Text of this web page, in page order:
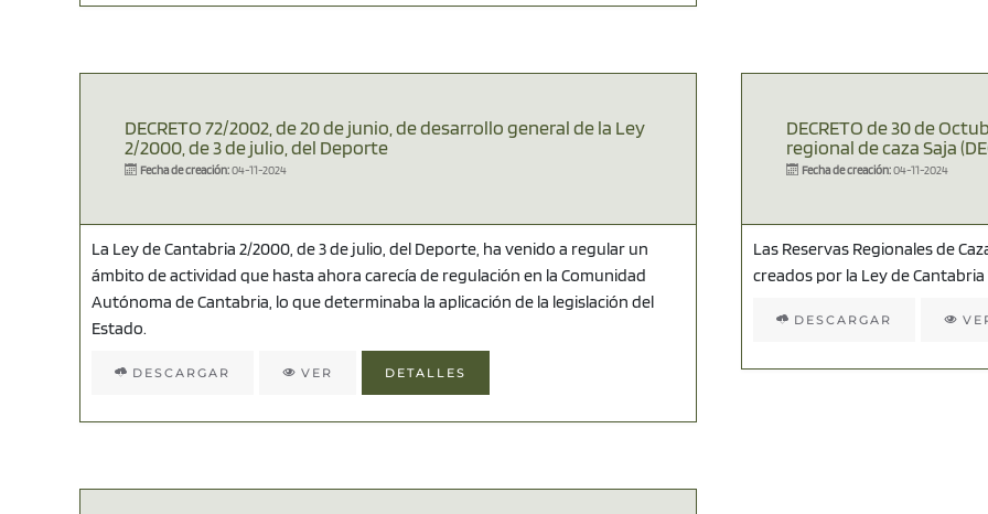
DECRETO 72/2002, de 20 de junio, de desarrollo general de la Ley
2/2000, de 3 de julio, del Deporte
Fecha de creación:04-11-2024
La Ley de Cantabria 2/2000, de 3 de julio, del Deporte, ha venido a regular un
ámbito de actividad que hasta ahora carecía de regulación en la Comunidad
Autónoma de Cantabria, lo que determinaba la aplicación de la legislación del
Estado.
DESCARGAR VER DETALLES
DECRETO de 30 de
regional de caza Saja
Fecha de creación:04-11-2024
Las Reservas Regionales de
creados por la Ley de Cantabria
DESCARGAR